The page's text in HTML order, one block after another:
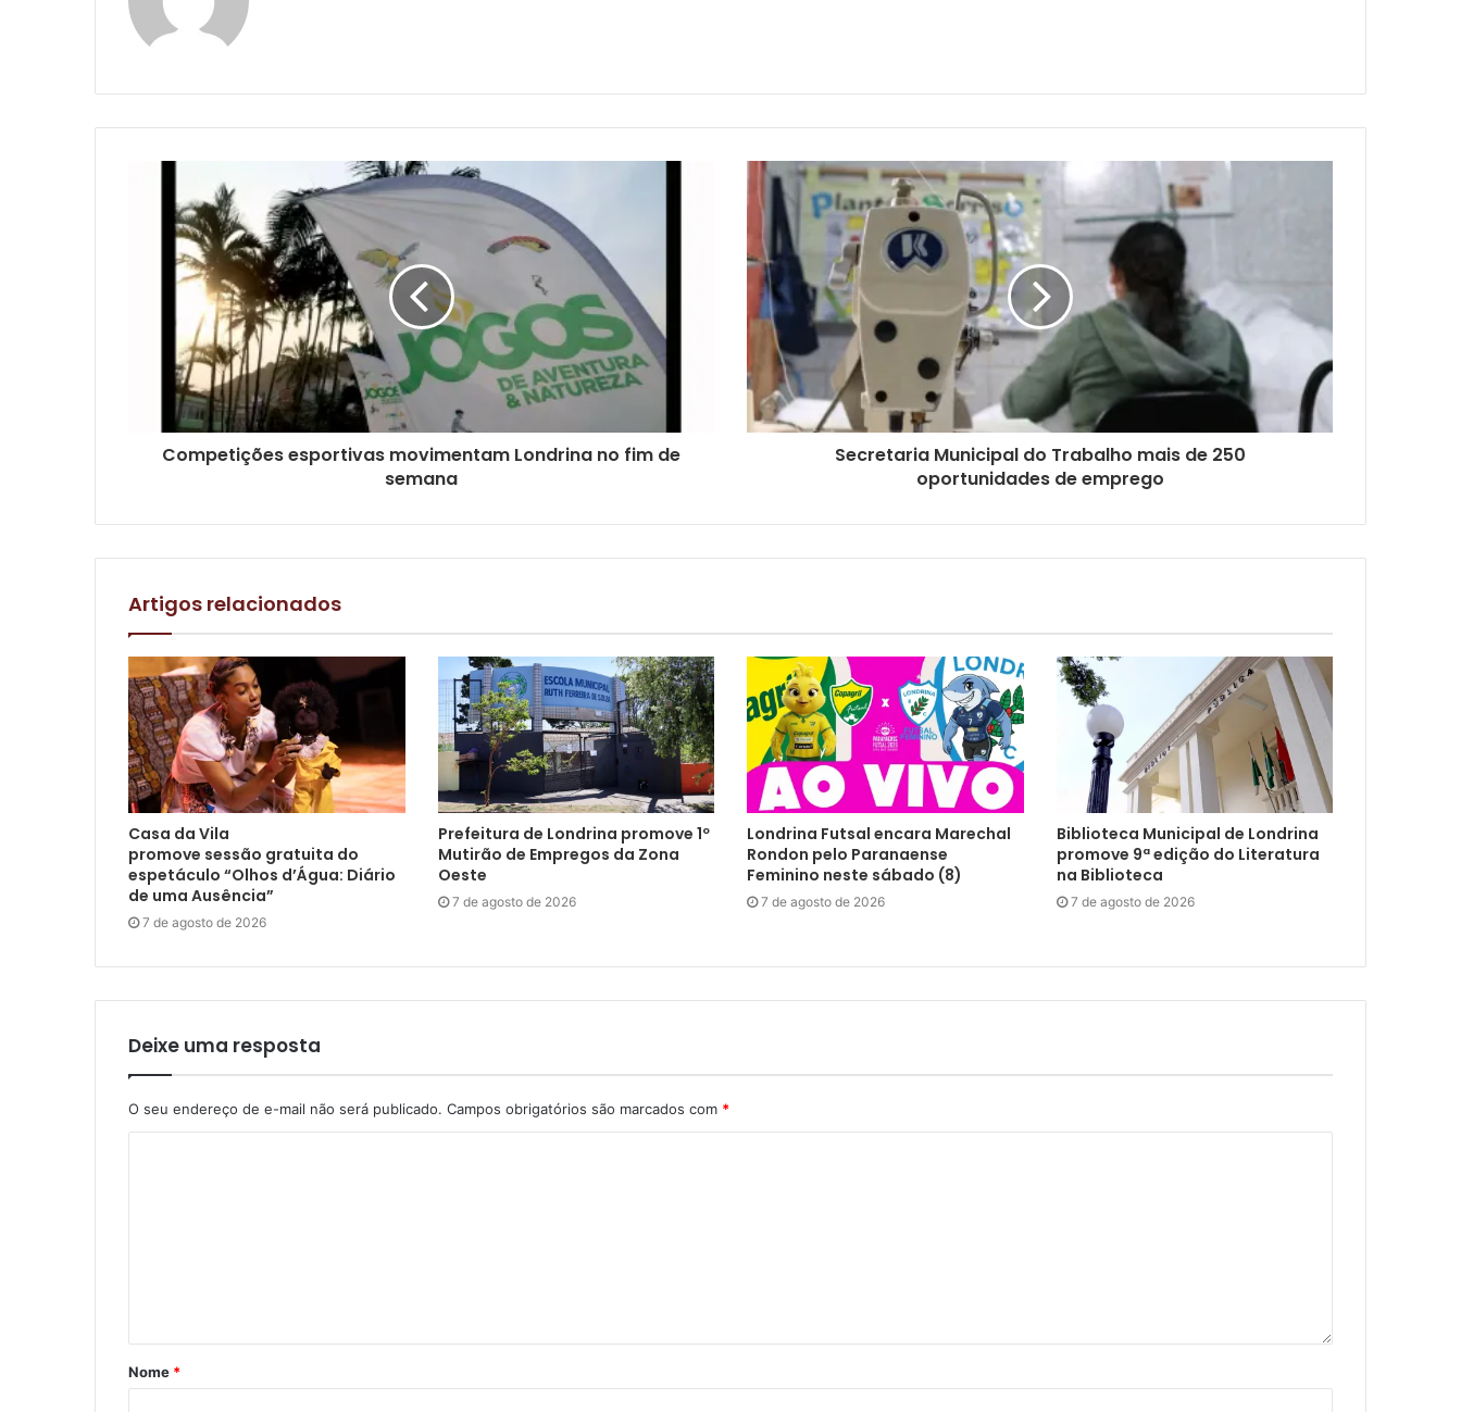
Competições esportivas movimentam Londrina no fim de
semana
Secretaria Municipal do Trabalho mais de 250
oportunidades de emprego
Artigos relacionados
Casa da Vila
promove sessão gratuita do
espetáculo “Olhos d’Água: Diário
de uma Ausência”
7 de agosto de 2026
Prefeitura de Londrina promove 1º
Mutirão de Empregos da Zona
Oeste
7 de agosto de 2026
Londrina Futsal encara Marechal
Rondon pelo Paranaense
Feminino neste sábado (8)
7 de agosto de 2026
Biblioteca Municipal de Londrina
promove 9ª edição do Literatura
na Biblioteca
7 de agosto de 2026
Deixe uma resposta
O seu endereço de e-mail não será publicado. Campos obrigatórios são marcados com *
Nome *